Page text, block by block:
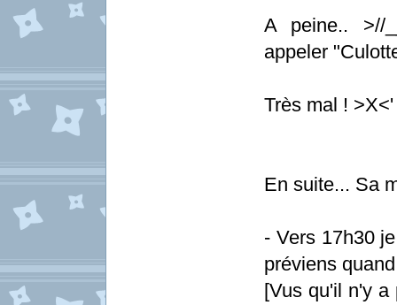
A peine.. >//
appeler
Très mal ! >X<'
En suite... Sa
- Vers 17h30
préviens
[Vus qu'il n'y a